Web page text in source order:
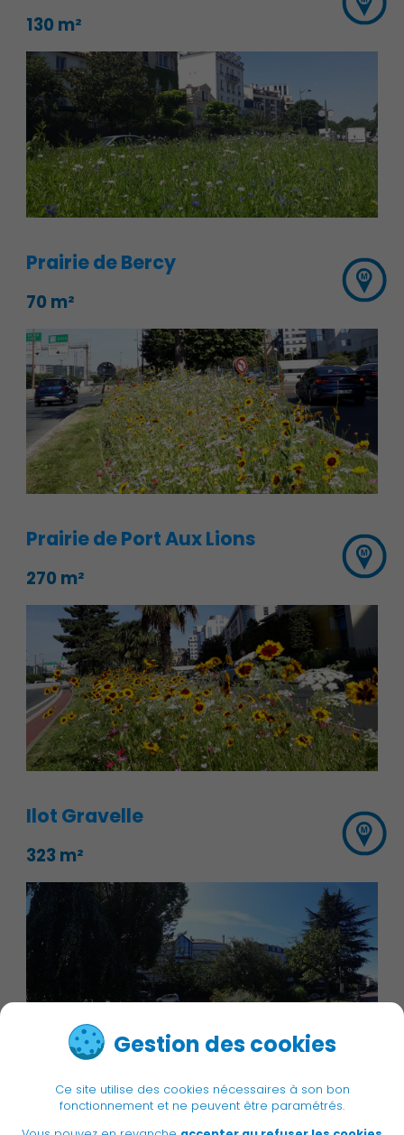
Gestion des cookies
Ce site utilise des cookies nécessaires à son bon
fonctionnement et ne peuvent être paramétrés.
130 m²
Prairie de Bercy
70 m²
Prairie de Port Aux Lions
270 m²
Ilot Gravelle
323 m²